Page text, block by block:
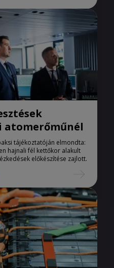
atomerőműnél
tájékoztatóján elmondta:
hajnali fél kettőkor alakult
előkészítése zajlott.